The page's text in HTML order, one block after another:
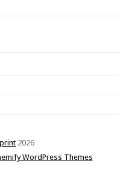
2026
WordPress Themes